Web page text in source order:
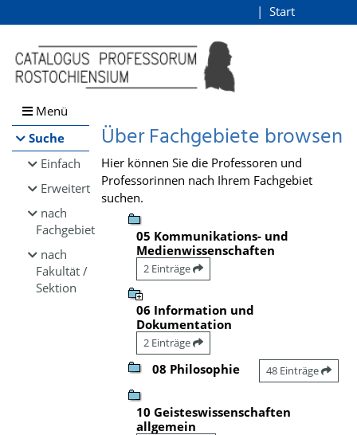
Browsen
direkt zum Inhalt
Start
Menü
Suche
Einfach
Erweitert
nach
Fachgebiet
nach
Fakultät /
Sektion
Über Fachgebiete browsen
Hier können Sie die Professoren und
Professorinnen nach Ihrem Fachgebiet
suchen.
05 Kommunikations- und
Medienwissenschaften
2 Einträge
06 Information und
Dokumentation
2 Einträge
08 Philosophie 48 Einträge
10 Geisteswissenschaften
allgemein